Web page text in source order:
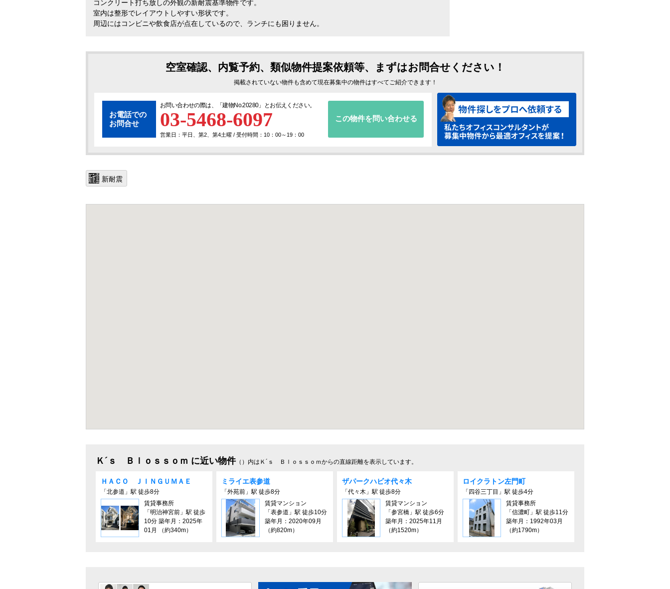
コンクリート打ち放しの外観の新耐震基準物件です。
室内は整形でレイアウトしやすい形状です。
周辺にはコンビニや飲食店が点在しているので、ランチにも困りません。
空室確認、内覧予約、類似物件提案依頼等、まずはお問合せください！
掲載されていない物件も含めて現在募集中の物件はすべてご紹介できます！
お電話での
お問合せ
お問い合わせの際は、「建物No.20280」とお伝えください。
03-5468-6097
営業日：平日、第2、第4土曜 / 受付時間：10：00～19：00
この物件を問い合わせる
新耐震
Ｋ´ｓ Ｂｌｏｓｓｏｍ に近い物件（）内はＫ´ｓ Ｂｌｏｓｓｏｍからの直線距離を表示しています。
ＨＡＣＯ ＪＩＮＧＵＭＡＥ
「北参道」駅 徒歩8分
賃貸事務所
「明治神宮前」駅 徒歩
10分 築年月：2025年
01月 （約340m）
ミライエ表参道
「外苑前」駅 徒歩8分
賃貸マンション
「表参道」駅 徒歩10分
築年月：2020年09月
（約820m）
ザパークハビオ代々木
「代々木」駅 徒歩8分
賃貸マンション
「参宮橋」駅 徒歩6分
築年月：2025年11月
（約1520m）
ロイクラトン左門町
「四谷三丁目」駅 徒歩4分
賃貸事務所
「信濃町」駅 徒歩11分
築年月：1992年03月
（約1790m）